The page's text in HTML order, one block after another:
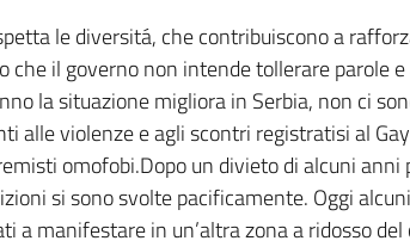
le diversitá, che contribuiscono a
che il governo non intende tollerare parole
la situazione migliora in Serbia, non ci
alle violenze e agli scontri registratisi al
omofobi.Dopo un divieto di alcuni anni
si sono svolte pacificamente. Oggi
a manifestare in un’altra zona a ridosso